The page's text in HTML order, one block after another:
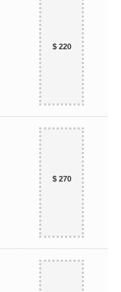
$ 220
$ 270